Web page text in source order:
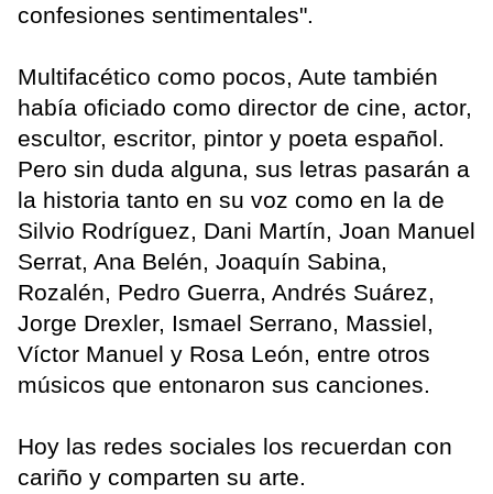
confesiones sentimentales".
Multifacético como pocos, Aute también
había oficiado como director de cine, actor,
escultor, escritor, pintor y poeta español.
Pero sin duda alguna, sus letras pasarán a
la historia tanto en su voz como en la de
Silvio Rodríguez, Dani Martín, Joan Manuel
Serrat, Ana Belén, Joaquín Sabina,
Rozalén, Pedro Guerra, Andrés Suárez,
Jorge Drexler, Ismael Serrano, Massiel,
Víctor Manuel y Rosa León, entre otros
músicos que entonaron sus canciones.
Hoy las redes sociales los recuerdan con
cariño y comparten su arte.